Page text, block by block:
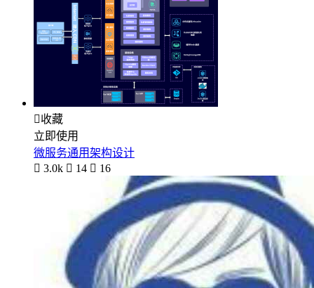
收藏
立即使用
微服务通用架构设计
 3.0k  14  16